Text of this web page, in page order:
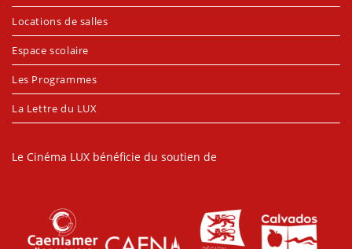
Locations de salles
Espace scolaire
Les Programmes
La Lettre du LUX
Le Cinéma LUX bénéficie du soutien de